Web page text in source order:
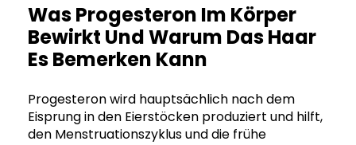
Was Progesteron Im Körper
Bewirkt Und Warum Das Haar
Es Bemerken Kann
Progesteron wird hauptsächlich nach dem
Eisprung in den Eierstöcken produziert und hilft,
den Menstruationszyklus und die frühe